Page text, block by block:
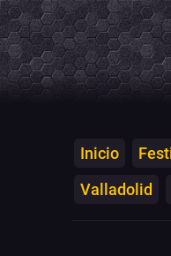
Inicio
Valladolid